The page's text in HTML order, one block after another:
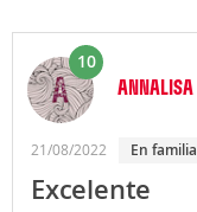
10
ANNALISA
21/08/2022 En familia
Excelente